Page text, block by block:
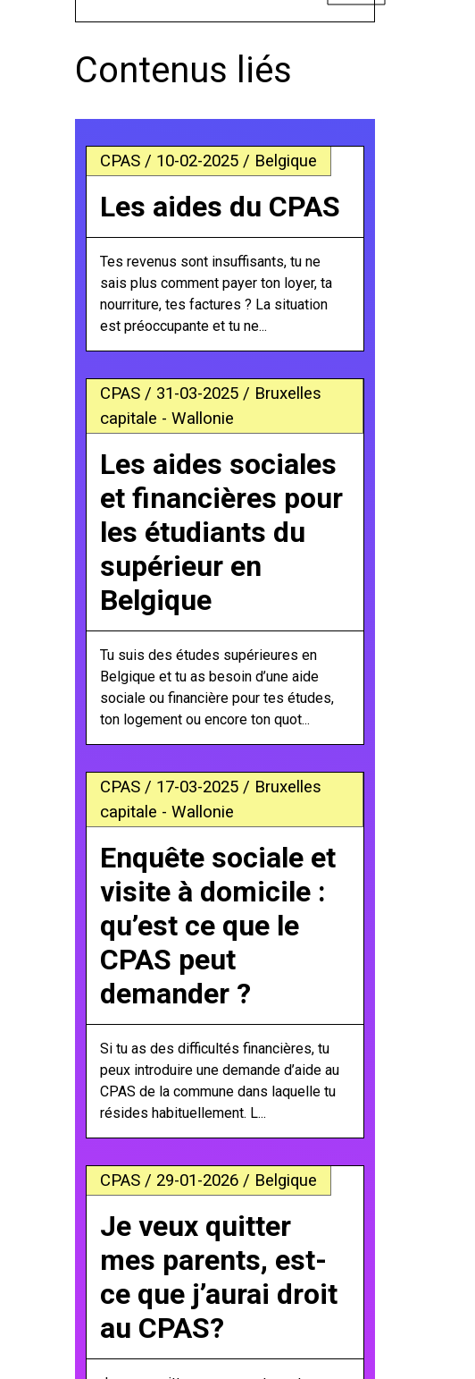
Contenus liés
CPAS / 10-02-2025 / Belgique
Les aides du CPAS
Tes revenus sont insuffisants, tu ne
sais plus comment payer ton loyer, ta
nourriture, tes factures ? La situation
est préoccupante et tu ne...
CPAS / 31-03-2025 / Bruxelles
capitale - Wallonie
Les aides sociales
et financières pour
les étudiants du
supérieur en
Belgique
Tu suis des études supérieures en
Belgique et tu as besoin d’une aide
sociale ou financière pour tes études,
ton logement ou encore ton quot...
CPAS / 17-03-2025 / Bruxelles
capitale - Wallonie
Enquête sociale et
visite à domicile :
qu’est ce que le
CPAS peut
demander ?
Si tu as des difficultés financières, tu
peux introduire une demande d’aide au
CPAS de la commune dans laquelle tu
résides habituellement. L...
CPAS / 29-01-2026 / Belgique
Je veux quitter
mes parents, est-
ce que j’aurai droit
au CPAS?